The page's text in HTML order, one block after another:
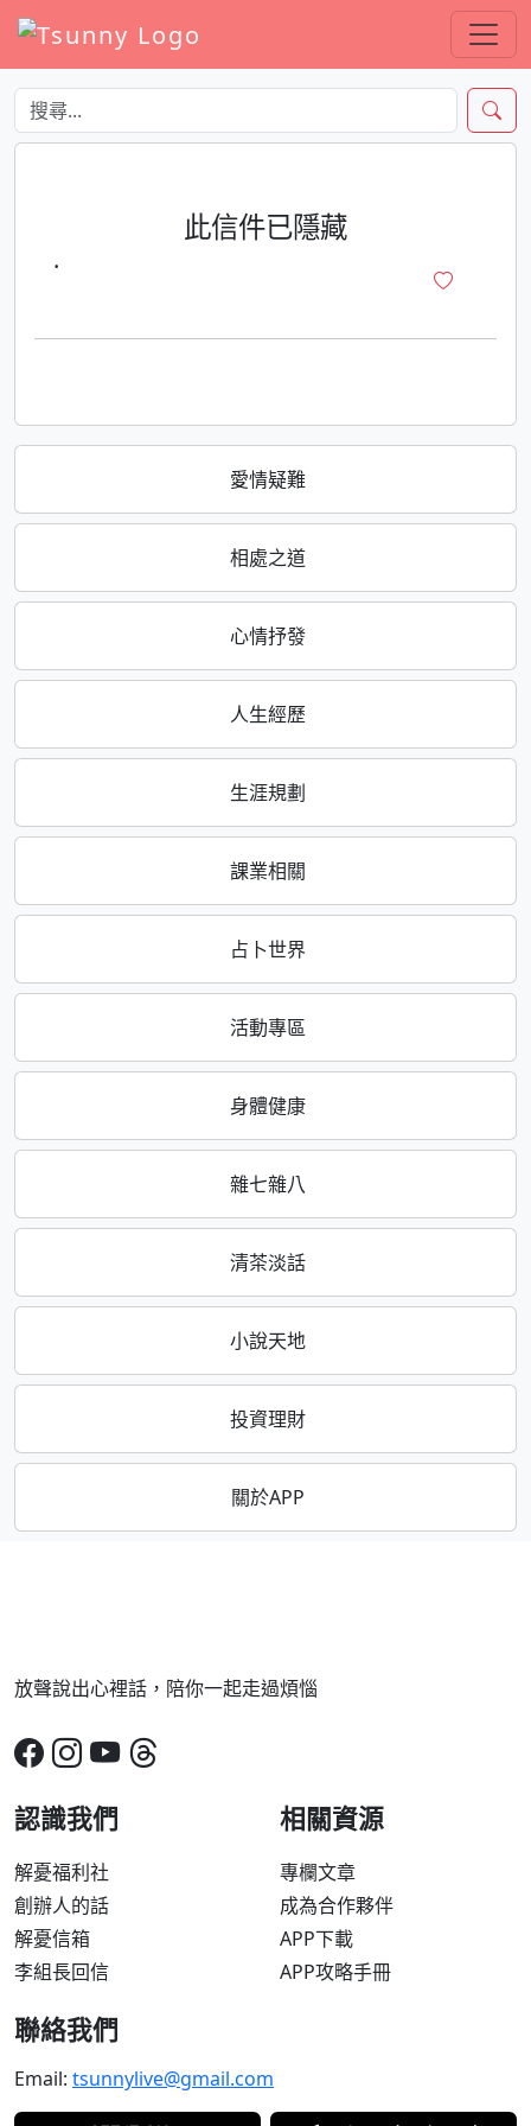
愛情疑難
相處之道
心情抒發
人生經歷
生涯規劃
課業相關
占卜世界
活動專區
身體健康
雜七雜八
清茶淡話
小說天地
投資理財
關於APP
此信件已隱藏
·
放聲說出心裡話，陪你一起走過煩惱
認識我們
解憂福利社
創辦人的話
解憂信箱
李組長回信
相關資源
專欄文章
成為合作夥伴
APP下載
APP攻略手冊
聯絡我們
Email: tsunnylive@gmail.com